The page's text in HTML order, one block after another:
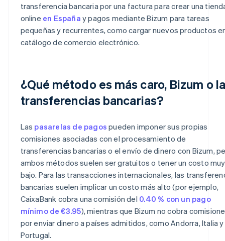
transferencia bancaria por una factura para crear una
online en España y pagos mediante Bizum para tareas
pequeñas y recurrentes, como cargar nuevos productos
catálogo de comercio electrónico.
¿Qué método es más caro, Bizum o
transferencias bancarias?
Las pasarelas de pagos pueden imponer sus propias
comisiones asociadas con el procesamiento de
transferencias bancarias o el envío de dinero con Bizum,
ambos métodos suelen ser gratuitos o tener un costo muy
bajo. Para las transacciones internacionales, las
bancarias suelen implicar un costo más alto (por ejemplo,
CaixaBank cobra una comisión del 0.40 % con un pago
mínimo de €3.95), mientras que Bizum no cobra
por enviar dinero a países admitidos, como Andorra, Italia y
Portugal.
Alemania
Deutsch